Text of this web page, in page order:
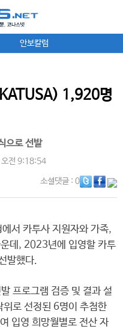
안보칼럼
1,920명
으로 선발
전 9:18:54
소셜댓글: 0
서 카투사 지원자와 가족,
데, 2023년에 입영할 카투
발했다.
프로그램 검증 및 결과 설
위로 선정된 6명이 추첨한
입영 희망월별로 전산 자